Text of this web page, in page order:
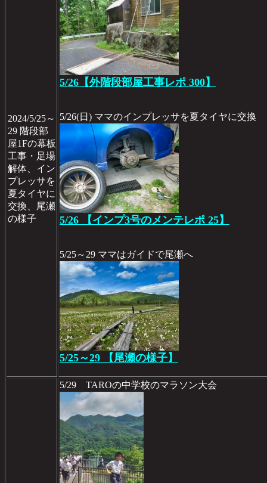
2024/5/25～
29 階段部
屋1Fの幕板
工事・足場
解体、イン
プレッサを
夏タイヤに
交換、尾瀬
の様子
5/26【外階段部屋工事レポ 300】
5/26(日) ママのインプレッサを夏タイヤに交換
5/26 【インプ3号のメンテレポ 25】
5/25～29 ママはガイドで尾瀬へ
5/25～29 【尾瀬の様子】
5/29 TAROの中学校のマラソン大会